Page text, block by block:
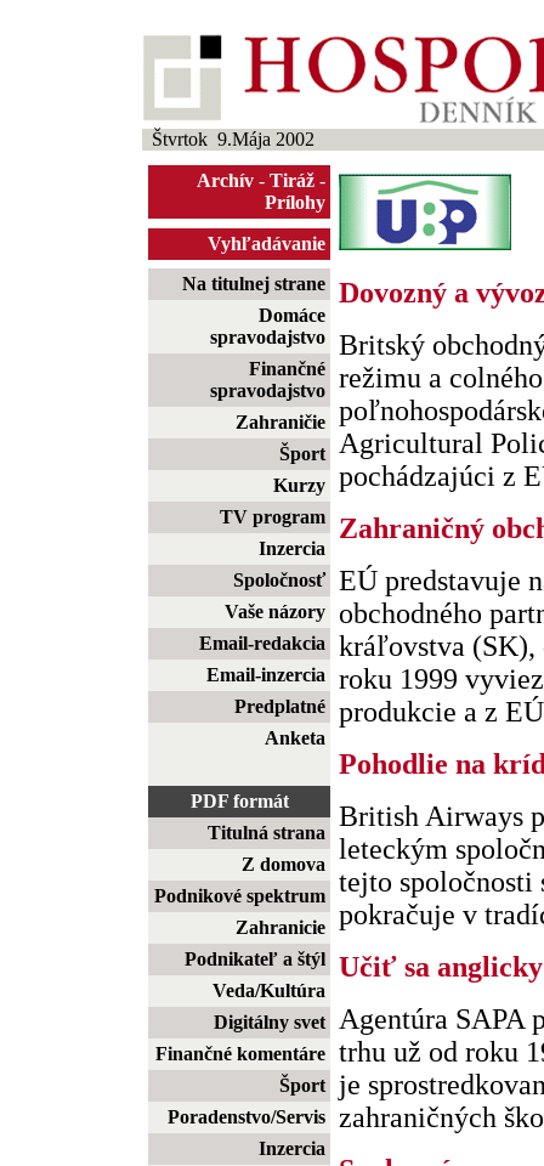
Štvrtok 9.Mája 2002
Archív - Tiráž -
Prílohy
Vyhľadávanie
Na titulnej strane
Domáce
spravodajstvo
Finančné
spravodajstvo
Zahraničie
Šport
Kurzy
TV program
Inzercia
Spoločnosť
Vaše názory
Email-redakcia
Email-inzercia
Predplatné
Anketa
PDF formát
Titulná strana
Z domova
Podnikové spektrum
Zahranicie
Podnikateľ a štýl
Veda/Kultúra
Digitálny svet
Finančné komentáre
Šport
Poradenstvo/Servis
Inzercia
Dovozný a
Britský
režimu a
Agricultural
pochádzajúci z
Zahraničný
EÚ predstavuje
obchodného
kráľovstva
roku 1999
produkcie a z
Pohodlie na
British Airways
leteckým
tejto spoločnosti
pokračuje v
Učiť sa
Agentúra SAPA
trhu už od roku
je
zahraničných